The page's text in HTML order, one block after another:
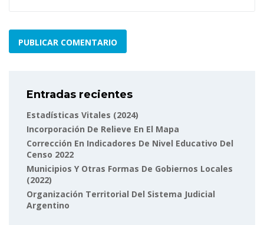
Entradas recientes
Estadísticas Vitales (2024)
Incorporación De Relieve En El Mapa
Corrección En Indicadores De Nivel Educativo Del
Censo 2022
Municipios Y Otras Formas De Gobiernos Locales
(2022)
Organización Territorial Del Sistema Judicial
Argentino